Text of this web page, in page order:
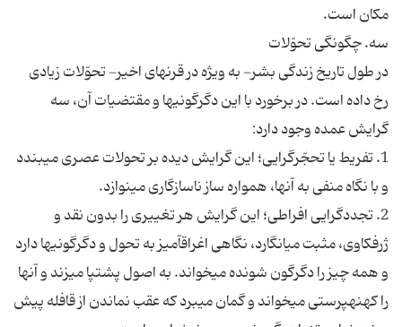
مكان است.
سه. چگونگى تحوّلات‏
در طول تاريخ زندگى بشر- به ويژه در قرن‏هاى اخير- تحوّلات زيادى
رخ داده است. در برخورد با اين دگرگونى‏ها و مقتضيات آن، سه
گرايش عمده وجود دارد:
1. تفريط يا تحجّرگرايى؛ اين گرايش ديده بر تحولات عصرى مى‏بندد
و با نگاه منفى به آنها، همواره ساز ناسازگارى مى‏نوازد.
2. تجددگرايى افراطى؛ اين گرايش هر تغييرى را بدون نقد و
ژرف‏كاوى، مثبت مى‏انگارد، نگاهى اغراق‏آميز به تحول و دگرگونى‏ها دارد
و همه چيز را دگرگون شونده مى‏خواند. به اصول پشت‏پا مى‏زند و آنها
را كهنه‏پرستى مى‏خواند و گمان مى‏برد كه عقب نماندن از قافله پيش